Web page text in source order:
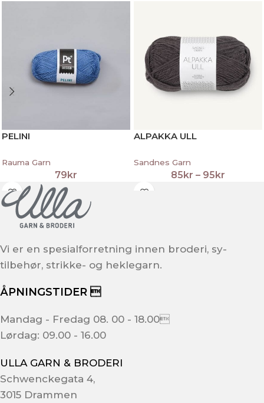
PELINI
Rauma Garn
79kr
ALPAKKA ULL
Sandnes Garn
85kr – 95kr
Vi er en spesialforretning innen broderi, sy-
tilbehør, strikke- og heklegarn.
ÅPNINGSTIDER 
Mandag - Fredag 08. 00 - 18.00
Lørdag: 09.00 - 16.00
ULLA GARN & BRODERI
Schwenckegata 4,
3015 Drammen